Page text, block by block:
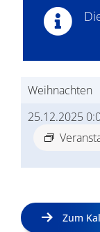
Weihnachten
25.12.2025
Zum